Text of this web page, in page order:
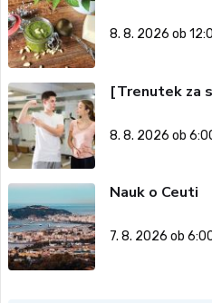
8. 8. 2026 ob
[Trenutek za
8. 8. 2026 ob
Nauk o Ceuti
7. 8. 2026 ob